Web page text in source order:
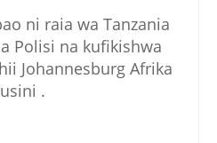
ni raia wa Tanzania
Polisi na kufikishwa
Johannesburg Afrika
.